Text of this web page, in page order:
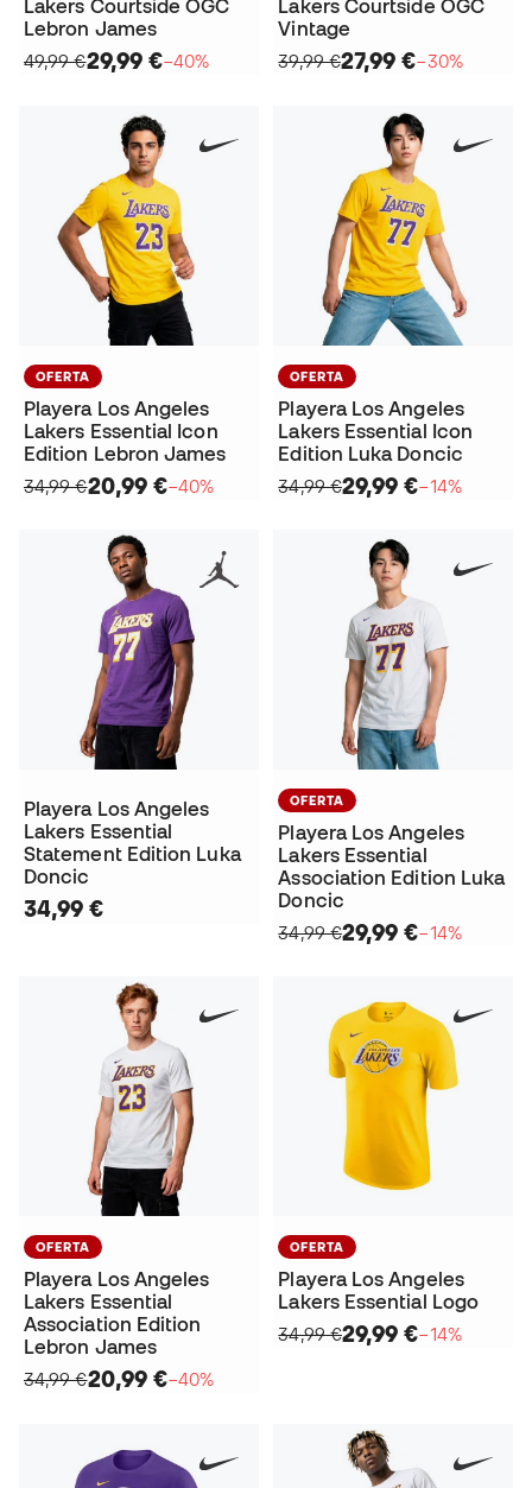
Lakers Courtside OGC
Lebron James
49,99 €29,99 €−40%
Lakers Courtside OGC
Vintage
39,99 €27,99 €−30%
OFERTA
Playera Los Angeles
Lakers Essential Icon
Edition Lebron James
34,99 €20,99 €−40%
OFERTA
Playera Los Angeles
Lakers Essential Icon
Edition Luka Doncic
34,99 €29,99 €−14%
Playera Los Angeles
Lakers Essential
Statement Edition Luka
Doncic
34,99 €
OFERTA
Playera Los Angeles
Lakers Essential
Association Edition Luka
Doncic
34,99 €29,99 €−14%
OFERTA
Playera Los Angeles
Lakers Essential
Association Edition
Lebron James
34,99 €20,99 €−40%
OFERTA
Playera Los Angeles
Lakers Essential Logo
34,99 €29,99 €−14%